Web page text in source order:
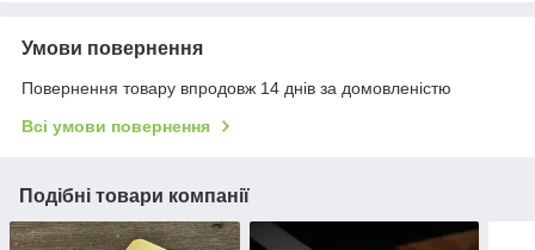
Умови повернення
Повернення товару впродовж 14 днів за домовленістю
Всі умови повернення
Подібні товари компанії